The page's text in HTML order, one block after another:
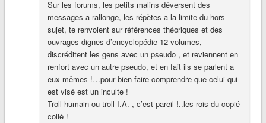
Sur les forums, les petits malins déversent des
messages a rallonge, les répètes a la limite du hors
sujet, te renvoient sur références théoriques et des
ouvrages dignes d’encyclopédie 12 volumes,
discréditent les gens avec un pseudo , et reviennent en
renfort avec un autre pseudo, et en fait ils se parlent a
eux mêmes !…pour bien faire comprendre que celui qui
est visé est un inculte !
Troll humain ou troll I.A. , c’est pareil !..les rois du copié
collé !